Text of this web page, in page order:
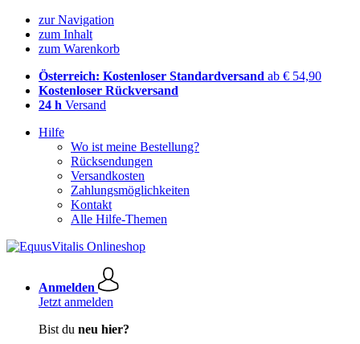
zur Navigation
zum Inhalt
zum Warenkorb
Österreich: Kostenloser Standardversand ab € 54,90
Kostenloser Rückversand
24 h Versand
Hilfe
Wo ist meine Bestellung?
Rücksendungen
Versandkosten
Zahlungsmöglichkeiten
Kontakt
Alle Hilfe-Themen
Anmelden
Jetzt anmelden
Bist du neu hier?